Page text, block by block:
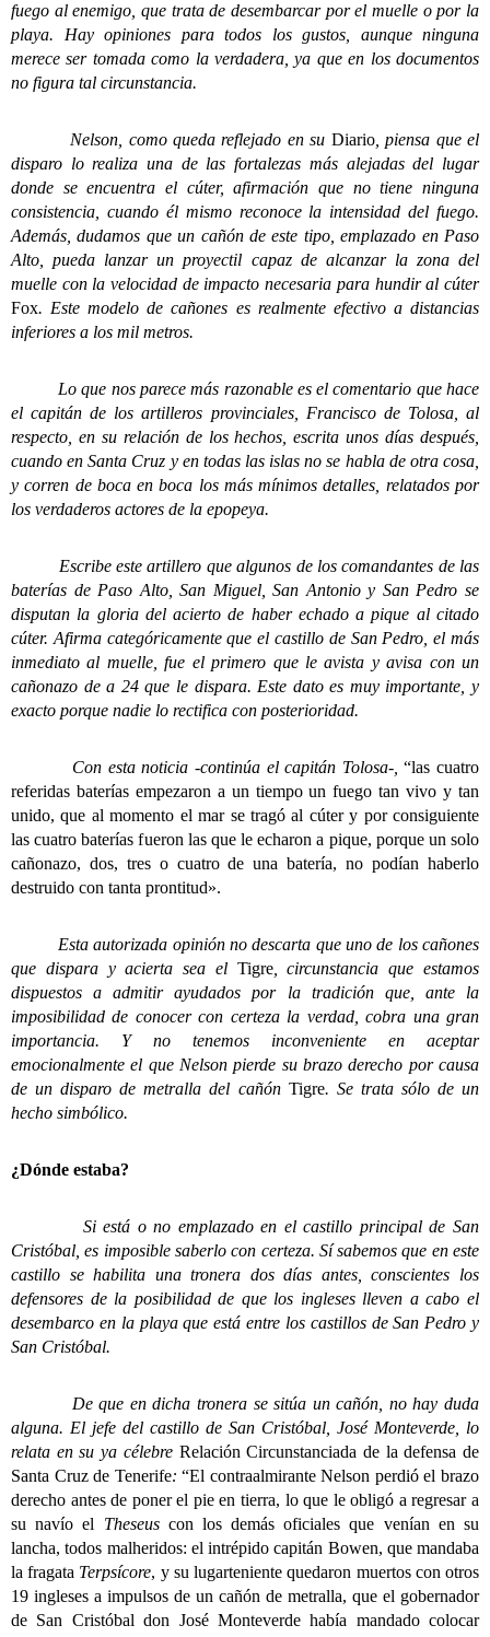
fuego al enemigo, que trata de desembarcar por el muelle o por la
playa. Hay opiniones para todos los gustos, aunque ninguna
merece ser tomada como la verdadera, ya que en los documentos
no figura tal circunstancia.
Nelson, como queda reflejado en su Diario, piensa que el
disparo lo realiza una de las fortalezas más alejadas del lugar
donde se encuentra el cúter, afirmación que no tiene ninguna
consistencia, cuando él mismo reconoce la intensidad del fuego.
Además, dudamos que un cañón de este tipo, emplazado en Paso
Alto, pueda lanzar un proyectil capaz de alcanzar la zona del
muelle con la velocidad de impacto necesaria para hundir al cúter
Fox. Este modelo de cañones es realmente efectivo a distancias
inferiores a los mil metros.
Lo que nos parece más razonable es el comentario que hace
el capitán de los artilleros provinciales, Francisco de Tolosa, al
respecto, en su relación de los hechos, escrita unos días después,
cuando en Santa Cruz y en todas las islas no se habla de otra cosa,
y corren de boca en boca los más mínimos detalles, relatados por
los verdaderos actores de la epopeya.
Escribe este artillero que algunos de los comandantes de las
baterías de Paso Alto, San Miguel, San Antonio y San Pedro se
disputan la gloria del acierto de haber echado a pique al citado
cúter. Afirma categóricamente que el castillo de San Pedro, el más
inmediato al muelle, fue el primero que le avista y avisa con un
cañonazo de a 24 que le dispara. Este dato es muy importante, y
exacto porque nadie lo rectifica con posterioridad.
Con esta noticia -continúa el capitán Tolosa-,“las cuatro
referidas baterías empezaron a un tiempo un fuego tan vivo y tan
unido, que al momento el mar se tragó al cútery por consiguiente
las cuatro baterías fueron las que le echaron a pique, porque un solo
cañonazo, dos, tres o cuatro de una batería, no podían haberlo
destruido con tanta prontitud».
Esta autorizada opinión no descarta que uno de los cañones
que dispara y acierta sea el Tigre, circunstancia que estamos
dispuestos a admitir ayudados por la tradición que, ante la
imposibilidad de conocer con certeza la verdad, cobra una gran
importancia. Y no tenemos inconveniente en aceptar
emocionalmente el que Nelson pierde su brazo derecho por causa
de un disparo de metralla del cañón Tigre. Se trata sólo de un
hecho simbólico.
¿Dónde estaba?
Si está o no emplazado en el castillo principal de San
Cristóbal, es imposible saberlo con certeza. Sí sabemos que en este
castillo se habilita una tronera dos días antes, conscientes los
defensores de la posibilidad de que los ingleses lleven a cabo el
desembarco en la playa que está entre los castillos de San Pedro y
San Cristóbal.
De que en dicha tronera se sitúa un cañón, no hay duda
alguna. El jefe del castillo de San Cristóbal, José Monteverde, lo
relata en su ya célebre Relación Circunstanciada de la defensa de
Santa Cruz de Tenerife:“El contraalmirante Nelson perdió el brazo
derecho antes de poner el pie en tierra, lo que le obligó a regresar a
su navío el Theseuscon los demás oficiales que venían en su
lancha, todos malheridos: el intrépido capitán Bowen, que mandaba
la fragata Terpsícore, y su lugarteniente quedaron muertos con otros
19 ingleses a impulsos de un cañón de metralla, que el gobernador
de San Cristóbal don José Monteverde había mandado colocar